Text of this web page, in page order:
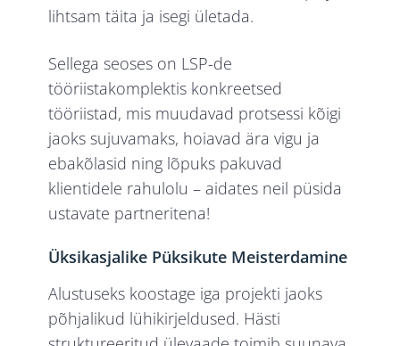
lihtsam täita ja isegi ületada.
Sellega seoses on LSP-de
tööriistakomplektis konkreetsed
tööriistad, mis muudavad protsessi kõigi
jaoks sujuvamaks, hoiavad ära vigu ja
ebakõlasid ning lõpuks pakuvad
klientidele rahulolu – aidates neil püsida
ustavate partneritena!
Üksikasjalike Püksikute Meisterdamine
Alustuseks koostage iga projekti jaoks
põhjalikud lühikirjeldused. Hästi